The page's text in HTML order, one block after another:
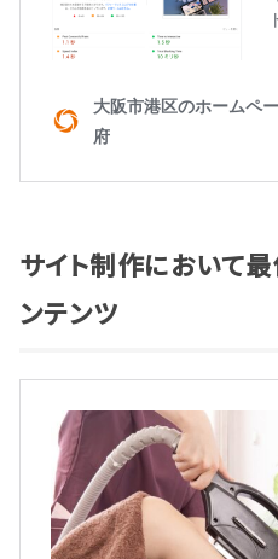
サイト制作において
ンテンツ